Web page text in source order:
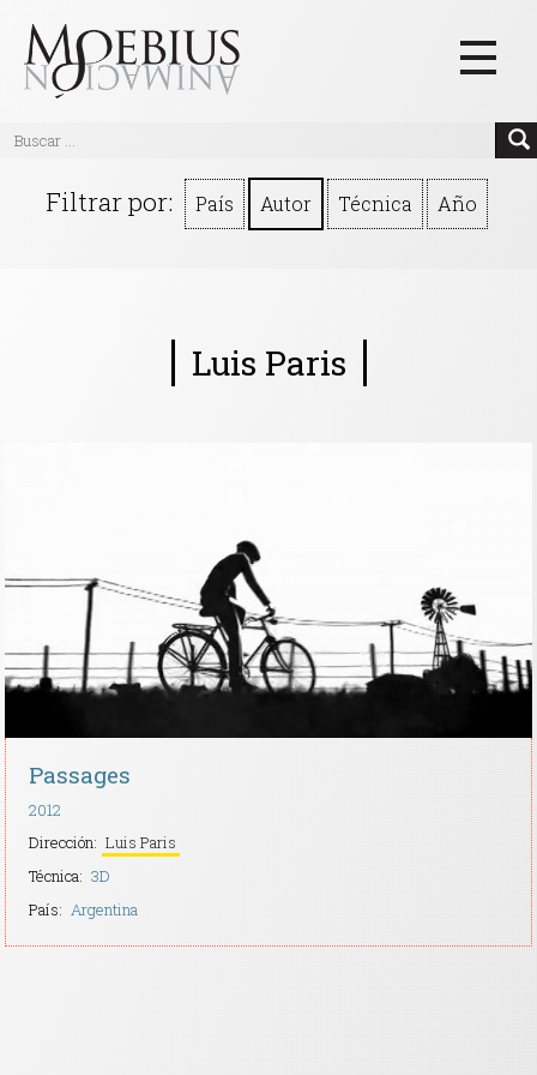
Videos
Eventos
Contacto
Filtrar por: País Autor Técnica Año
Luis Paris
Passages
2012
Dirección: Luis Paris
Técnica: 3D
País: Argentina